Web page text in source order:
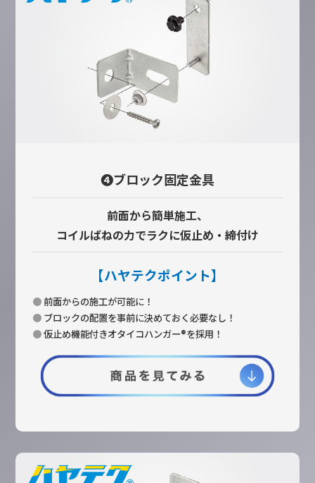
❹ブロック固定金具
前面から簡単施工、
コイルばねの力でラクに仮止め・締付け
【ハヤテクポイント】
● 前面からの施工が可能に！
● ブロックの配置を事前に決めておく必要なし！
●仮止め機能付きオタイコハンガー®を採用！